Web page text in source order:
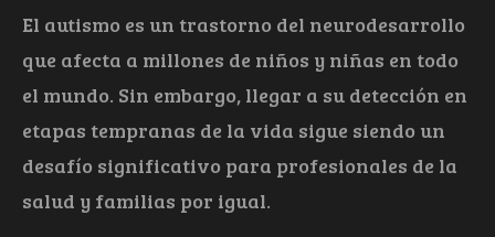
El autismo es un trastorno del neurodesarrollo
que afecta a millones de niños y niñas en todo
el mundo. Sin embargo, llegar a su detección en
etapas tempranas de la vida sigue siendo un
desafío significativo para profesionales de la
salud y familias por igual.